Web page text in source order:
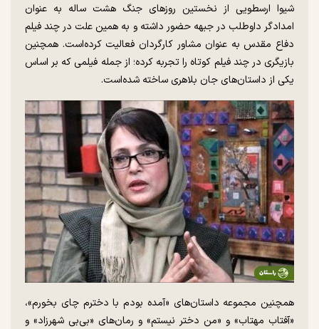
شیوا ارسطویی از نخستین روز‌های جنگ هشت ساله به عنوان
امدادگر داوطلب در جبهه حضور داشته و به همین علت در چند فیلم
دفاع مقدس به عنوان مشاور کارگردان فعالیت کرده‌است. همچنین
بازیگری در چند فیلم کوتاه را تجربه کرده؛ از جمله فیلمی که بر اساس
یکی از داستان‌های جان بلاهری ساخته شده‌است.
همچنین مجموعه داستان‌های «آمده بودم با دخترم چای بخورم»،
«آفتاب مهتاب» و «من دختر نیستم» و رمان‌های «بی‌بی شهرزاد» و